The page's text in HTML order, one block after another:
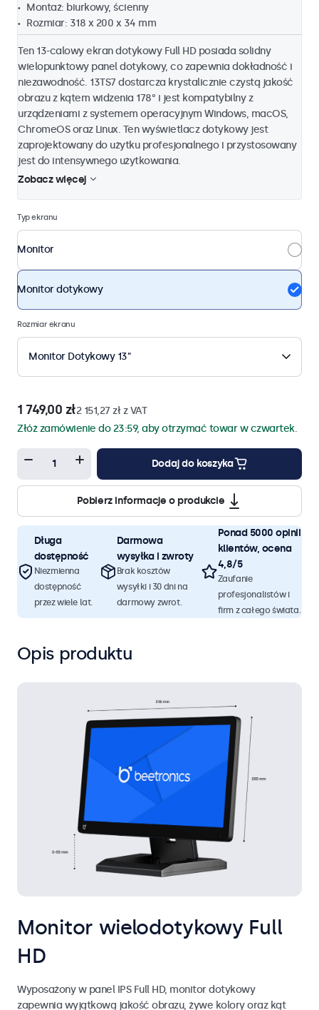
Montaż: biurkowy, ścienny
Rozmiar: 318 x 200 x 34 mm
Ten 13-calowy ekran dotykowy Full HD posiada solidny
wielopunktowy panel dotykowy, co zapewnia dokładność i
niezawodność. 13TS7 dostarcza krystalicznie czystą jakość
obrazu z kątem widzenia 178° i jest kompatybilny z
urządzeniami z systemem operacyjnym Windows, macOS,
ChromeOS oraz Linux. Ten wyświetlacz dotykowy jest
zaprojektowany do użytku profesjonalnego i przystosowany
jest do intensywnego użytkowania.
Zobacz więcej
Typ ekranu
Monitor
Monitor dotykowy
Rozmiar ekranu
Monitor Dotykowy 13"
1 749,00 zł2 151,27 zł z VAT
Złóż zamówienie do 23:59, aby otrzymać towar w czwartek.
Dodaj do koszyka
Pobierz informacje o produkcie
Długa
dostępność
Niezmienna
dostępność
przez wiele lat.
Darmowa
wysyłka i zwroty
Brak kosztów
wysyłki i 30 dni na
darmowy zwrot.
Ponad 5000 opinii
klientów, ocena
4,8/5
Zaufanie
profesjonalistów i
firm z całego świata.
Opis produktu
Monitor wielodotykowy Full
HD
Wyposażony w panel IPS Full HD, monitor dotykowy
zapewnia wyjątkową jakość obrazu, żywe kolory oraz kąt